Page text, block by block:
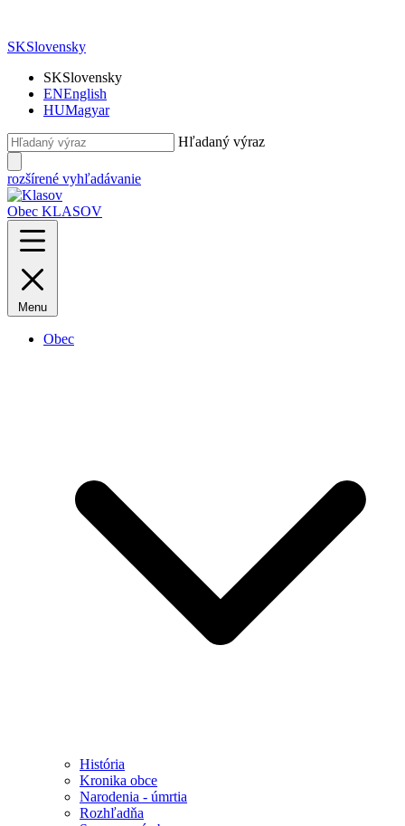
SKSlovensky
SKSlovensky
ENEnglish
HUMagyar
Hľadaný výraz
rozšírené vyhľadávanie
Obec KLASOV
Menu
Obec
História
Kronika obce
Narodenia - úmrtia
Rozhľadňa